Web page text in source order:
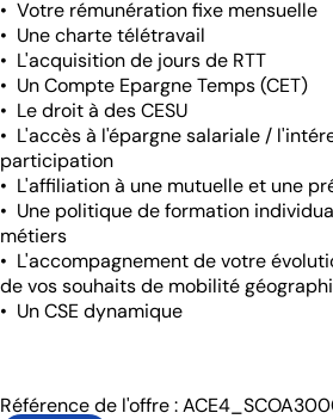
• Votre rémunération fixe mensuelle
• Une charte télétravail
• L'acquisition de jours de RTT
• Un Compte Epargne Temps (CET)
• Le droit à des CESU
• L'accès à l'épargne salariale /
participation
• L'affiliation à une mutuelle et une
• Une politique de formation
métiers
• L'accompagnement de votre
de vos souhaits de mobilité
• Un CSE dynamique
Référence de l'offre :